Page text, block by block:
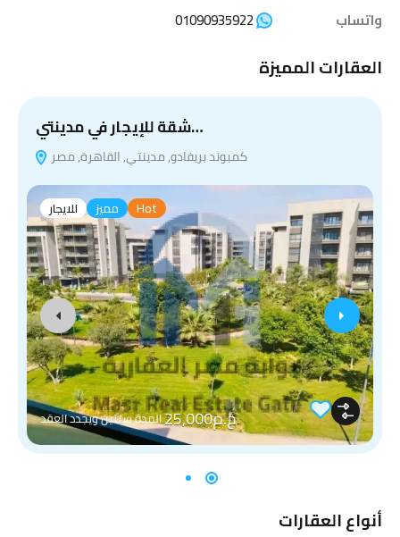
واتساب
01090935922
العقارات المميزة
شقة للإيجار في مدينتي…
كمبوند بريفادو, مدينتي, القاهرة, مصر
للايجار مميز Hot
ج.م25,000 المدة سنتين ويجدد العقد
أنواع العقارات